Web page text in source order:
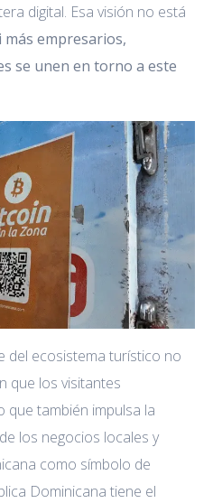
digital. Esa visión no está
más empresarios,
se unen en torno a este
del ecosistema turístico no
que los visitantes
que también impulsa la
los negocios locales y
como símbolo de
Dominicana tiene el